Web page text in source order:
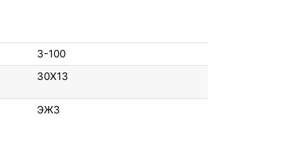
3-100
30Х13
ЭЖ3